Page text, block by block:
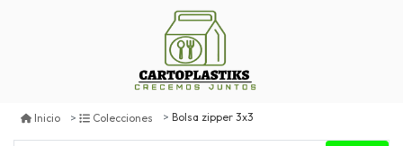
Inicio Colecciones Bolsa zipper 3x3